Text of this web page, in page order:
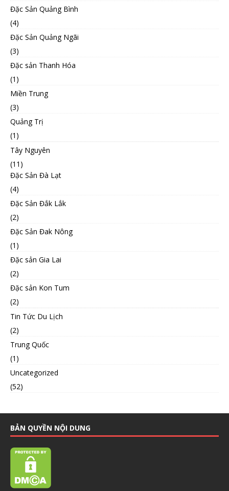
Đặc Sản Quảng Bình
(4)
Đặc Sản Quảng Ngãi
(3)
Đặc sản Thanh Hóa
(1)
Miền Trung
(3)
Quảng Trị
(1)
Tây Nguyên
(11)
Đặc Sản Đà Lạt
(4)
Đặc Sản Đắk Lắk
(2)
Đặc Sản Đak Nông
(1)
Đặc sản Gia Lai
(2)
Đặc sản Kon Tum
(2)
Tin Tức Du Lịch
(2)
Trung Quốc
(1)
Uncategorized
(52)
BẢN QUYỀN NỘI DUNG